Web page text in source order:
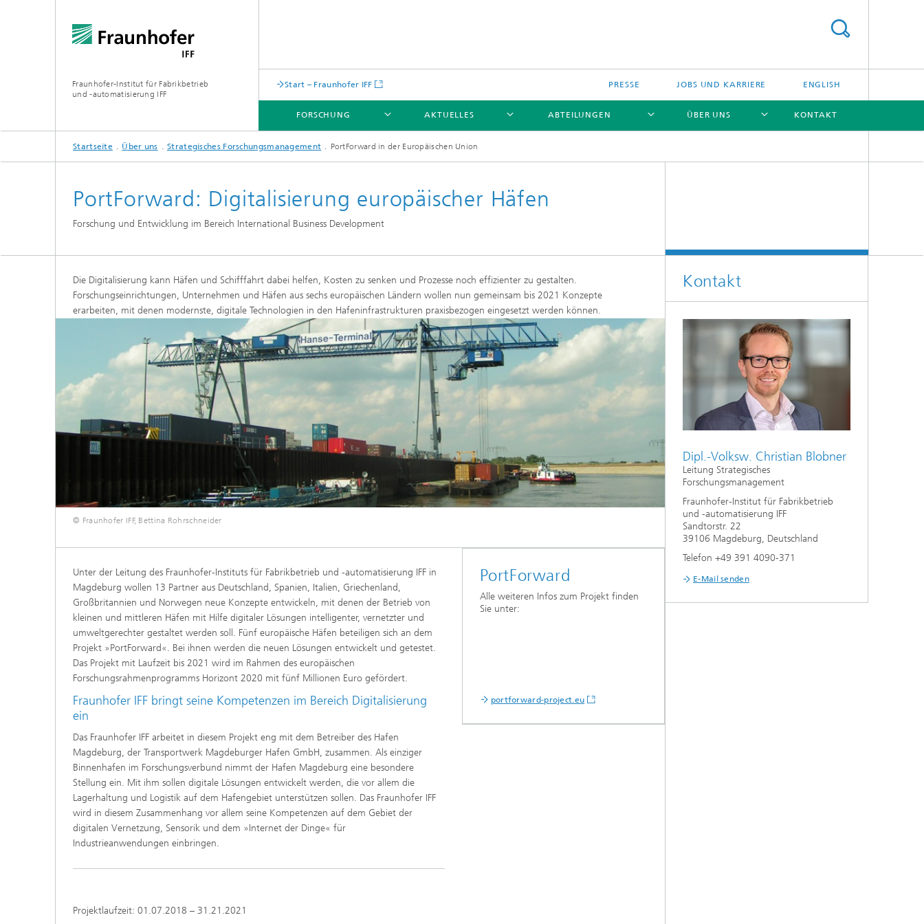
Fraunhofer-Institut für Fabrikbetrieb
und -automatisierung IFF
Start – Fraunhofer IFF PRESSE JOBS UND KARRIERE ENGLISH
FORSCHUNG
FORSCHUNG
AKTUELLES
AKTUELLES
ABTEILUNGEN
ABTEILUNGEN
ÜBER UNS
ÜBER UNS
KONTAKT
Startseite Über uns Strategisches Forschungsmanagement PortForward in der Europäischen Union
PortForward: Digitalisierung europäischer Häfen
Forschung und Entwicklung im Bereich International Business Development
Die Digitalisierung kann Häfen und Schifffahrt dabei helfen, Kosten zu senken und Prozesse noch effizienter zu gestalten.
Forschungseinrichtungen, Unternehmen und Häfen aus sechs europäischen Ländern wollen nun gemeinsam bis 2021 Konzepte
erarbeiten, mit denen modernste, digitale Technologien in den Hafeninfrastrukturen praxisbezogen eingesetzt werden können.
© Fraunhofer IFF, Bettina Rohrschneider
Unter der Leitung des Fraunhofer-Instituts für Fabrikbetrieb und -automatisierung IFF in
Magdeburg wollen 13 Partner aus Deutschland, Spanien, Italien, Griechenland,
Großbritannien und Norwegen neue Konzepte entwickeln, mit denen der Betrieb von
kleinen und mittleren Häfen mit Hilfe digitaler Lösungen intelligenter, vernetzter und
umweltgerechter gestaltet werden soll. Fünf europäische Häfen beteiligen sich an dem
Projekt »PortForward«. Bei ihnen werden die neuen Lösungen entwickelt und getestet.
Das Projekt mit Laufzeit bis 2021 wird im Rahmen des europäischen
Forschungsrahmenprogramms Horizont 2020 mit fünf Millionen Euro gefördert.
Fraunhofer IFF bringt seine Kompetenzen im Bereich Digitalisierung
ein
Das Fraunhofer IFF arbeitet in diesem Projekt eng mit dem Betreiber des Hafen
Magdeburg, der Transportwerk Magdeburger Hafen GmbH, zusammen. Als einziger
Binnenhafen im Forschungsverbund nimmt der Hafen Magdeburg eine besondere
Stellung ein. Mit ihm sollen digitale Lösungen entwickelt werden, die vor allem die
Lagerhaltung und Logistik auf dem Hafengebiet unterstützen sollen. Das Fraunhofer IFF
wird in diesem Zusammenhang vor allem seine Kompetenzen auf dem Gebiet der
digitalen Vernetzung, Sensorik und dem »Internet der Dinge« für
Industrieanwendungen einbringen.
Projektlaufzeit: 01.07.2018 – 31.21.2021
PortForward
Alle weiteren Infos zum Projekt finden
Sie unter:
portforward-project.eu
Kontakt
Dipl.-Volksw. Christian Blobner
Leitung Strategisches
Forschungsmanagement
Fraunhofer-Institut für Fabrikbetrieb
und -automatisierung IFF
Sandtorstr. 22
39106 Magdeburg, Deutschland
Telefon +49 391 4090-371
E-Mail senden